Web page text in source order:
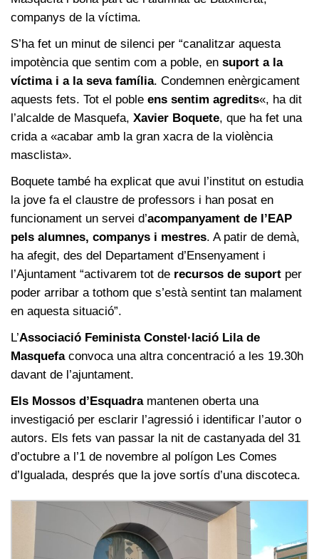
companys de la víctima.
S’ha fet un minut de silenci per “canalitzar aquesta
impotència que sentim com a poble, en suport a la
víctima i a la seva família. Condemnen enèrgicament
aquests fets. Tot el poble ens sentim agredits«, ha dit
l’alcalde de Masquefa, Xavier Boquete, que ha fet una
crida a «acabar amb la gran xacra de la violència
masclista».
Boquete també ha explicat que avui l’institut on estudia
la jove fa el claustre de professors i han posat en
funcionament un servei d’acompanyament de l’EAP
pels alumnes, companys i mestres. A patir de demà,
ha afegit, des del Departament d’Ensenyament i
l’Ajuntament “activarem tot de recursos de suport per
poder arribar a tothom que s’està sentint tan malament
en aquesta situació”.
L’Associació Feminista Constel·lació Lila de
Masquefaconvoca una altra concentració a les 19.30h
davant de l’ajuntament.
Els Mossos d’Esquadramantenen oberta una
investigació per esclarir l’agressió i identificar l’autor o
autors. Els fets van passar la nit de castanyada del 31
d’octubre a l’1 de novembre al polígon Les Comes
d’Igualada, després que la jove sortís d’una discoteca.